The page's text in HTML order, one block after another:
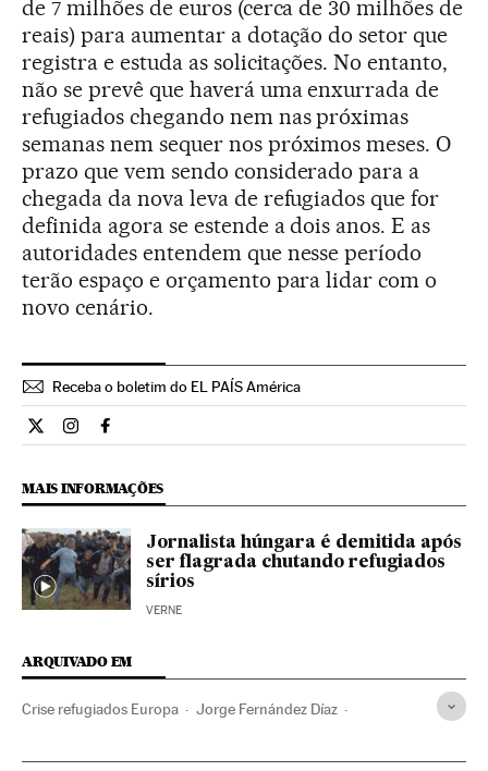
de 7 milhões de euros (cerca de 30 milhões de
reais) para aumentar a dotação do setor que
registra e estuda as solicitações. No entanto,
não se prevê que haverá uma enxurrada de
refugiados chegando nem nas próximas
semanas nem sequer nos próximos meses. O
prazo que vem sendo considerado para a
chegada da nova leva de refugiados que for
definida agora se estende a dois anos. E as
autoridades entendem que nesse período
terão espaço e orçamento para lidar com o
novo cenário.
Receba o boletim do EL PAÍS América
Internacional El País Brasil en Twitter
Internacional El País Brasil en Instagram
Internacional El País Brasil en Facebook
MAIS INFORMAÇÕES
Jornalista húngara é demitida após
ser flagrada chutando refugiados
sírios
VERNE
ARQUIVADO EM
Crise refugiados Europa Jorge Fernández Díaz